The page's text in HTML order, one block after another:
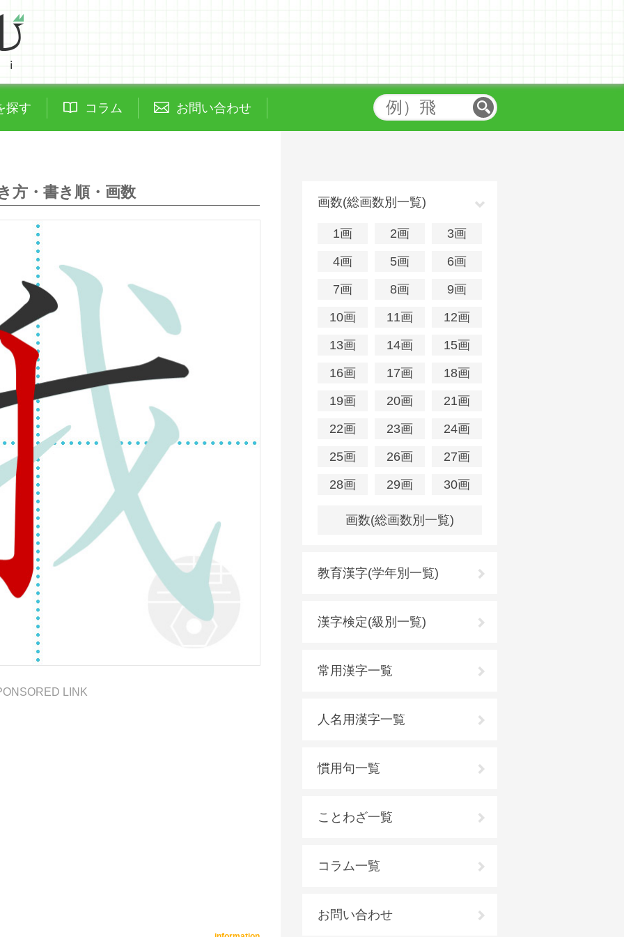
探す コラム お問い合わせ
方・書き順・画数
LINK
画数(総画数別一覧)
1画 2画
3画
4画
5画
6画
7画
8画
9画
10画
11画
12画
13画
14画
15画
16画
17画
18画
19画
20画
21画
22画
23画
24画
25画
26画
27画
28画
29画 30画
画数(総画数別一覧)
教育漢字(学年別一覧)
漢字検定(級別一覧)
常用漢字一覧
人名用漢字一覧
慣用句一覧
ことわざ一覧
コラム一覧
お問い合わせ